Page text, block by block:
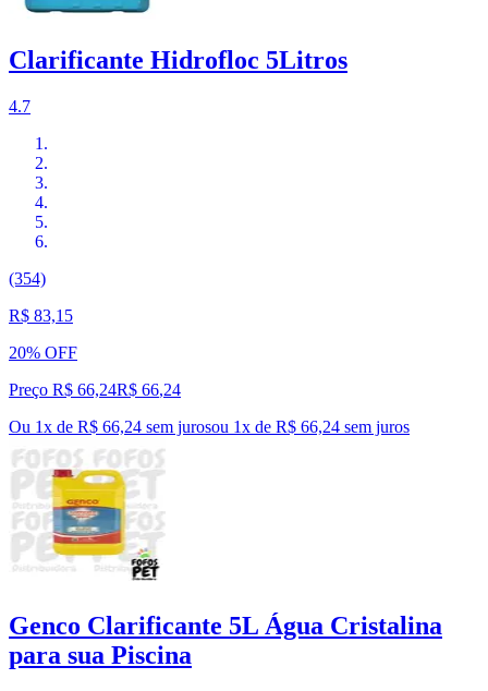
Clarificante Hidrofloc 5Litros
4.7
(354)
R$ 83,15
20% OFF
Preço R$ 66,24R$ 66,24
Ou 1x de R$ 66,24 sem jurosou 1x de R$ 66,24 sem juros
Genco Clarificante 5L Água Cristalina
para sua Piscina